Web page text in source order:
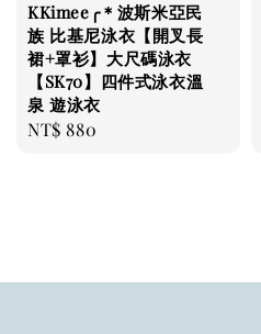
KKimee╭＊波斯米亞民
族 比基尼泳衣【開叉長
裙+罩衫】大尺碼泳衣
【SK70】四件式泳衣溫
泉 遊泳衣
Regular
NT$ 880